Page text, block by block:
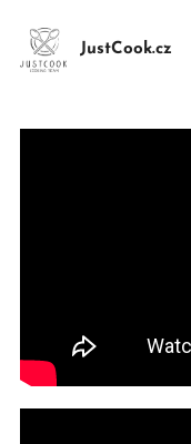
JustCook.cz